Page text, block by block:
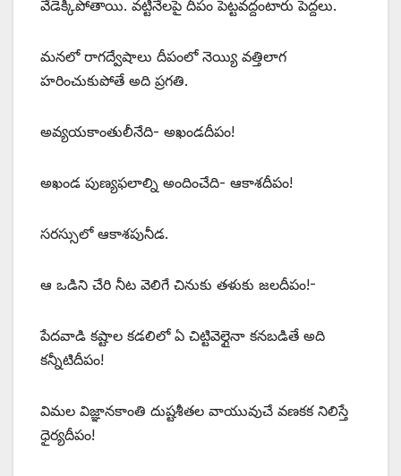
వేడెక్కిపోతాయి. వట్టినేలపై దీపం పెట్టవద్దంటారు పెద్దలు.
మనలో రాగద్వేషాలు దీపంలో నెయ్యి వత్తిలాగ
హరించుకుపోతే అది ప్రగతి.
అవ్యయకాంతులీనేది- అఖండదీపం!
అఖండ పుణ్యఫలాల్ని అందించేది- ఆకాశదీపం!
సరస్సులో ఆకాశపునీడ.
ఆ ఒడిని చేరి నీట వెలిగే చినుకు తళుకు జలదీపం!-
పేదవాడి కష్టాల కడలిలో ఏ చిట్టివెల్గైనా కనబడితే అది
కన్నీటిదీపం!
విమల విజ్ఞానకాంతి దుష్టశీతల వాయువుచే వణకక నిలిస్తే
ధైర్యదీపం!